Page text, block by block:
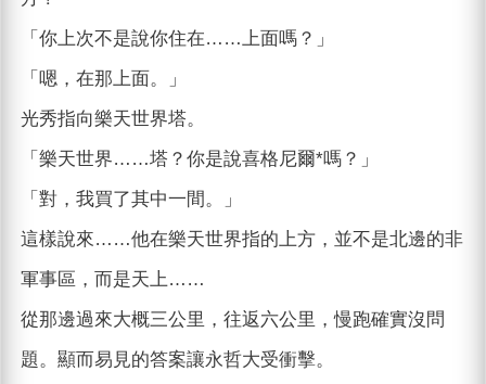
「你上次不是說你住在……上面嗎？」
「嗯，在那上面。」
光秀指向樂天世界塔。
「樂天世界……塔？你是說喜格尼爾*嗎？」
「對，我買了其中一間。」
這樣說來……他在樂天世界指的上方，並不是北邊的非
軍事區，而是天上……
從那邊過來大概三公里，往返六公里，慢跑確實沒問
題。顯而易見的答案讓永哲大受衝擊。